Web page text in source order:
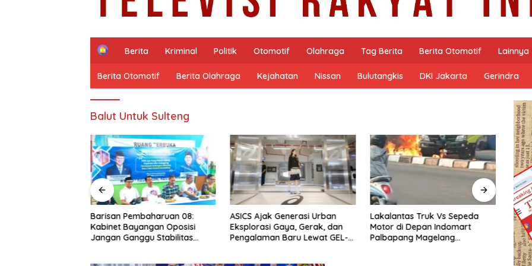
H
m
e
Berita Kriminal Politik Otomotif Olahraga Tag Berita Berita Otomotif Lainnya
Berita Otomotif Berita Olahraga Kejahatan Nissan Bulutangkis DKI Jakarta Gerindra
Balut Untuk Sulteng
ASICS Ajak Generasi Urban
Eksplorasi Gaya, Gerak, dan
Pengalaman Baru Lewat GEL-
Lakalantas Truk Vs Sepeda
Motor di Depan Indomart
Palbapang Magelang
Polisi Berhasil Bekuk Pria Bawa
Seberat 4,46 Gram Sabu di
Kota Magelang.